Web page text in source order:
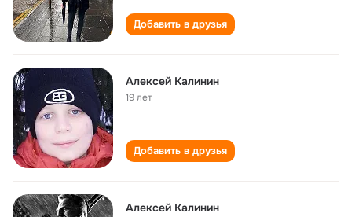
Добавить в друзья
Алексей Калинин
19 лет
Добавить в друзья
Алексей Калинин